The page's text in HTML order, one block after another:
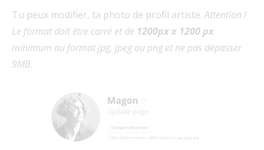
Tu peux modifier, ta photo de profil artiste.Attention !
Le format doit être carré et de 1200px x 1200 px
minimum au format jpg, jpeg ou png et ne pas dépasser
9MB.